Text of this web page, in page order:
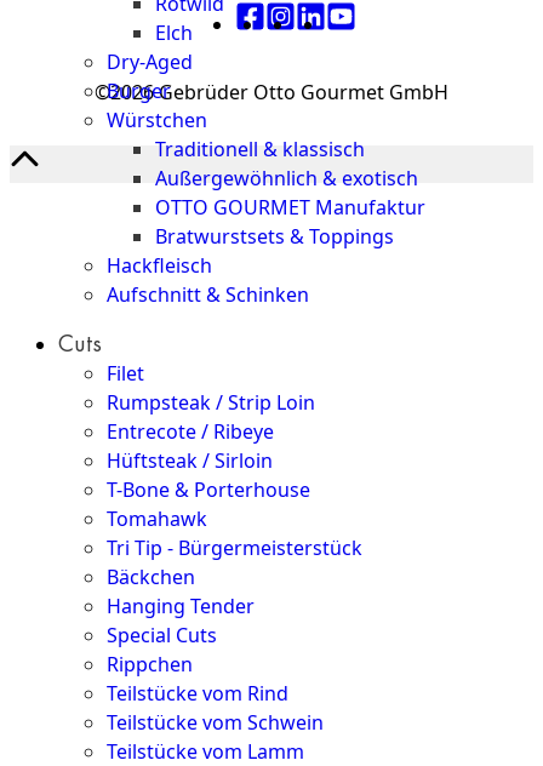
Elch
Dry-Aged
Burger
Würstchen
Traditionell & klassisch
Außergewöhnlich & exotisch
OTTO GOURMET Manufaktur
Bratwurstsets & Toppings
Hackfleisch
Aufschnitt & Schinken
Cuts
Filet
Rumpsteak / Strip Loin
Entrecote / Ribeye
Hüftsteak / Sirloin
T-Bone & Porterhouse
Tomahawk
Tri Tip - Bürgermeisterstück
Bäckchen
Hanging Tender
Special Cuts
Rippchen
Teilstücke vom Rind
Teilstücke vom Schwein
Teilstücke vom Lamm
©2026 Gebrüder Otto Gourmet GmbH